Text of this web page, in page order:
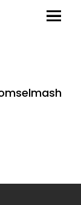
MENU